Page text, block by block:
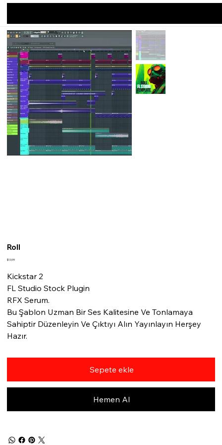
Roll
Fiyat
$13,99
Kickstar 2
FL Studio Stock Plugin
RFX Serum.
Bu Şablon Uzman Bir Ses Kalitesine Ve Tonlamaya
Sahiptir Düzenleyin Ve Çıktıyı Alın Yayınlayın Herşey
Hazır.
Sepete ekle
Hemen Al